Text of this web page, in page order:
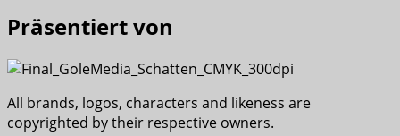
Präsentiert von
All brands, logos, characters and likeness are
copyrighted by their respective owners.